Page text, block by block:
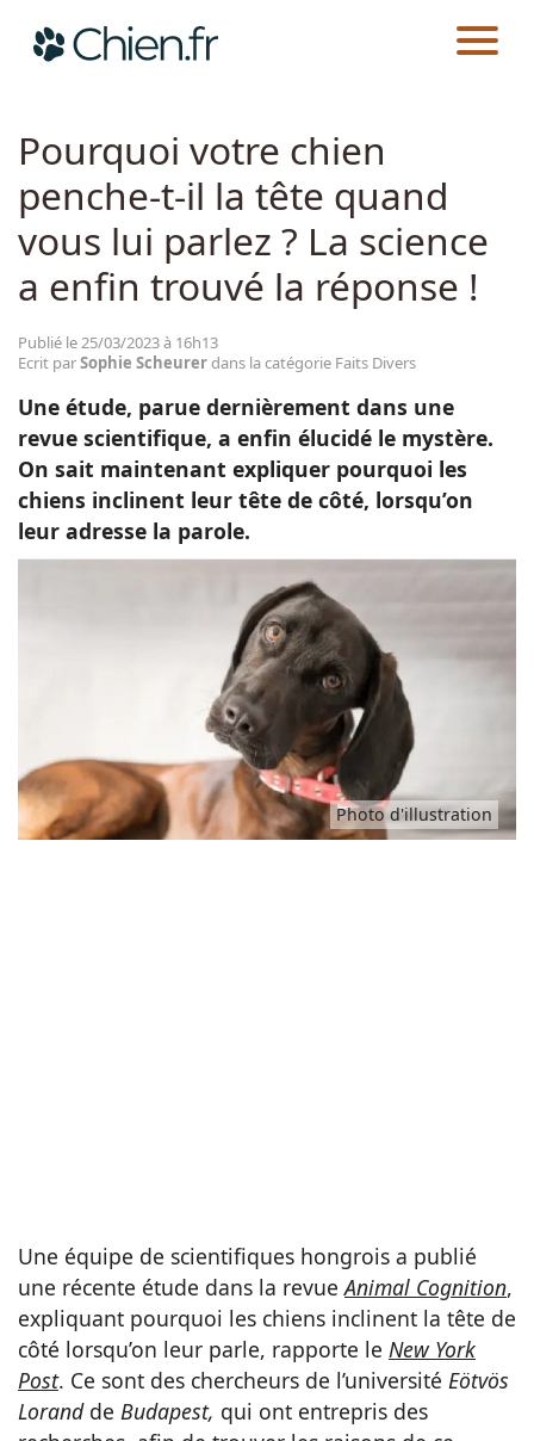
Races
Guides
CHIEN.FR ACTUALITÉS
Pourquoi votre chien
penche-t-il la tête quand
vous lui parlez ? La science
a enfin trouvé la réponse !
Publié le 25/03/2023 à 16h13
Ecrit parSophie Scheurerdans la catégorie Faits Divers
Une étude, parue dernièrement dans une
revue scientifique, a enfin élucidé le mystère.
On sait maintenant expliquer pourquoi les
chiens inclinent leur tête de côté, lorsqu’on
leur adresse la parole.
Photo d'illustration
Une équipe de scientifiques hongrois a publié
une récente étude dans la revueAnimal Cognition,
expliquant pourquoi les chiens inclinent la tête de
côté lorsqu’on leur parle, rapporte le New York
Post. Ce sont des chercheurs de l’université Eötvös
Lorandde Budapest, qui ont entrepris des